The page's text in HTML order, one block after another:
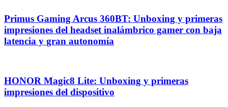
Primus Gaming Arcus 360BT: Unboxing y primeras
impresiones del headset inalámbrico gamer con baja
latencia y gran autonomía
HONOR Magic8 Lite: Unboxing y primeras
impresiones del dispositivo